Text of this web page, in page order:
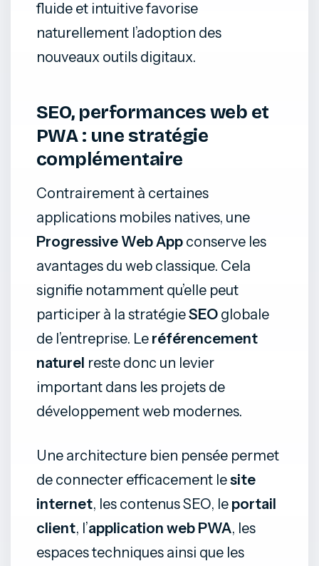
fluide et intuitive favorise
naturellement l’adoption des
nouveaux outils digitaux.
SEO, performances web et
PWA : une stratégie
complémentaire
Contrairement à certaines
applications mobiles natives, une
Progressive Web App conserve les
avantages du web classique. Cela
signifie notamment qu’elle peut
participer à la stratégieSEO globale
de l’entreprise. Le référencement
naturel reste donc un levier
important dans les projets de
développement web modernes.
Une architecture bien pensée permet
de connecter efficacement lesite
internet, les contenus SEO, le portail
client, l’application web PWA, les
espaces techniques ainsi que les